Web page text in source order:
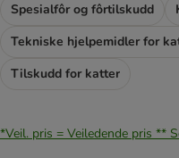
Spesialfôr og fôrtilskudd
Tilskudd for katter
*Veil. pris = Veiledende pris **